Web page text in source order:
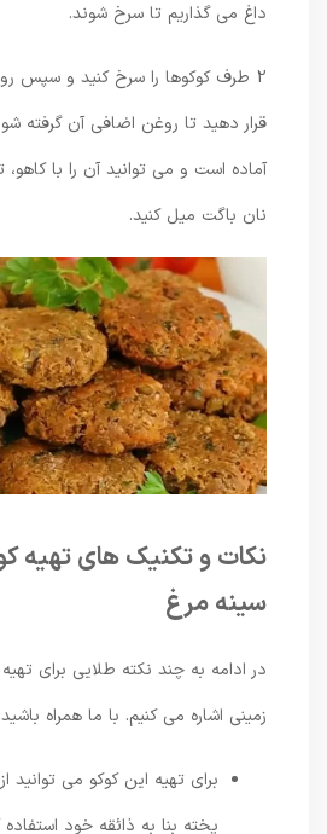
داغ می گذاریم تا سرخ شوند.
2 طرف کوکوها را سرخ کنید و سپس روی
قرار دهید تا روغن اضافی آن گرفته شود.
آماده است و می توانید آن را با کاهو،
نان باگت میل کنید.
نکات و تکنیک های تهیه
سینه مرغ
در ادامه به چند نکته طلایی برای تهیه
زمینی اشاره می کنیم. با ما همراه باشید.
برای تهیه این کوکو می توانید از
پخته بنا به ذائقه خود استفاده کنید.